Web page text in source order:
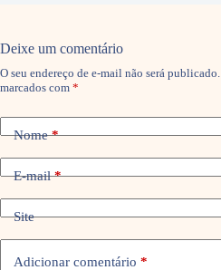
Deixe um comentário
O seu endereço de e-mail não será publicado.
marcados com *
Nome*
E-mail*
Site
Adicionar comentário *